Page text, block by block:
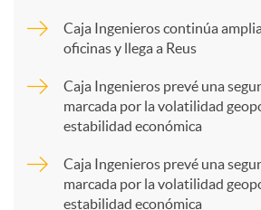
p
a
Caja Ingenieros continúa
oficinas y llega a Reus
Caja Ingenieros prevé una
marcada por la volatilidad
estabilidad económica
Caja Ingenieros prevé una
marcada por la volatilidad
estabilidad económica